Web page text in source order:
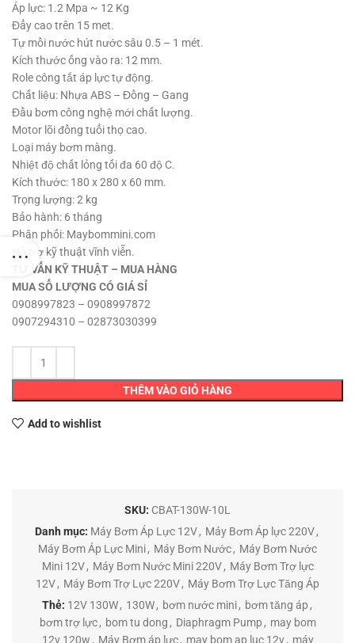
Áp lực: 1.2 Mpa ~ 12 Kg
Đẩy cao trên 15 met.
Tự mồi nước hút nước sâu 0.5 – 1 mét.
Kích thước ống vào ra: 12 mm.
Role công tắt áp lực tự động.
Chất liệu: Nhựa ABS – Đồng – Gang
Đầu bơm công nghệ mới chất lượng.
Motor lõi đồng tuổi thọ cao.
Loại máy bơm màng.
Nhiệt độ chất lỏng tối đa 60 độ C.
Kích thước: 180 x 280 x 60 mm.
Trọng lượng: 2 kg
Bảo hành: 6 tháng
Phân phối: Maybommini.com
Hổ trợ kỹ thuật vĩnh viễn.
TƯ VẤN KỸ THUẬT – MUA HÀNG
MUA SỐ LƯỢNG CÓ GIÁ SỈ
0908997823 – 0908997872
0907294310 – 02873030399
THÊM VÀO GIỎ HÀNG
Add to wishlist
SKU: CBAT-130W-10L
Danh mục: Máy Bơm Áp Lực 12V, Máy Bơm Áp lực 220V,
Máy Bơm Áp Lực Mini, Máy Bơm Nước, Máy Bơm Nước
Mini 12V , Máy Bơm Nước Mini 220V , Máy Bơm Trợ lực
12V, Máy Bơm Trợ Lực 220V, Máy Bơm Trợ Lực Tăng Áp
Thẻ: 12V 130W , 130W , bơm nước mini , bơm tăng áp ,
bơm trợ lực , bom tu dong , Diaphragm Pump , may bom
12v 120w , Máy Bơm áp lực , may bom ap luc 12v , máy